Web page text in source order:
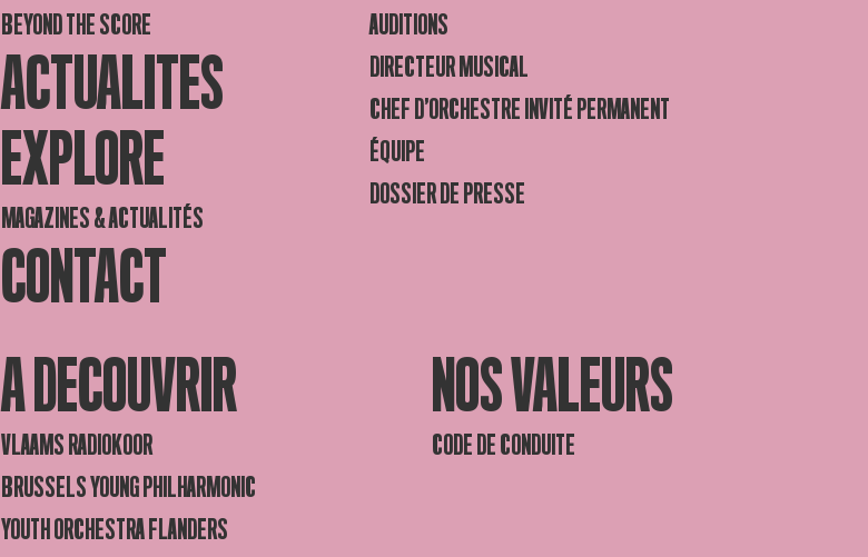
BEYOND THE SCORE
ACTUALITES
EXPLORE
MAGAZINES & ACTUALITÉS
CONTACT
AUDITIONS
DIRECTEUR MUSICAL
CHEF D’ORCHESTRE INVITÉ PERMANENT
ÉQUIPE
DOSSIER DE PRESSE
A DECOUVRIR
VLAAMS RADIOKOOR
BRUSSELS YOUNG PHILHARMONIC
YOUTH ORCHESTRA FLANDERS
NOS VALEURS
CODE DE CONDUITE